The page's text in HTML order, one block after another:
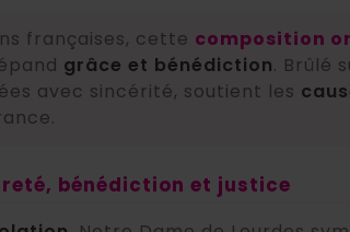
françaises, cette composition
grâce et bénédiction. Brûlé
avec sincérité, soutient les
bénédiction et justice